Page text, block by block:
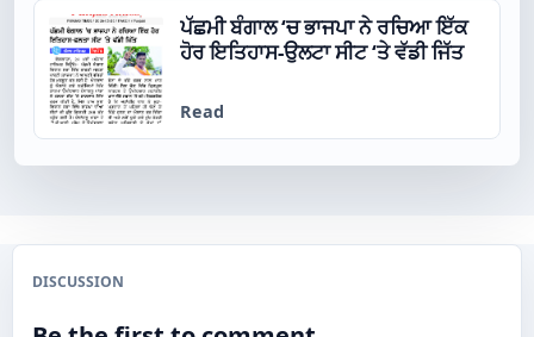
ਪੱਛਮੀ ਬੰਗਾਲ ‘ਚ ਭਾਜਪਾ ਨੇ ਰਚਿਆ ਇੱਕ
ਹੋਰ ਇਤਿਹਾਸ-ਉਲਟਾ ਸੀਟ ‘ਤੇ ਵੱਡੀ ਜਿੱਤ
Read
DISCUSSION